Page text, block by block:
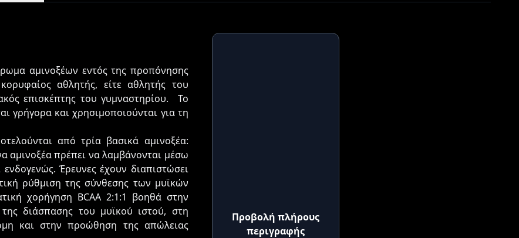
αμινοξέων εντός της προπόνησης
αθλητής, είτε αθλητής του
επισκέπτης του γυμναστηρίου. Το
γρήγορα και χρησιμοποιούνται για τη
από τρία βασικά αμινοξέα:
αμινοξέα πρέπει να λαμβάνονται μέσω
Έρευνες έχουν διαπιστώσει
ρύθμιση της σύνθεσης των μυϊκών
χορήγηση BCAA 2:1:1 βοηθά στην
διάσπασης του μυϊκού ιστού, στη
και στην προώθηση της απώλειας
Προβολή πλήρους
περιγραφής